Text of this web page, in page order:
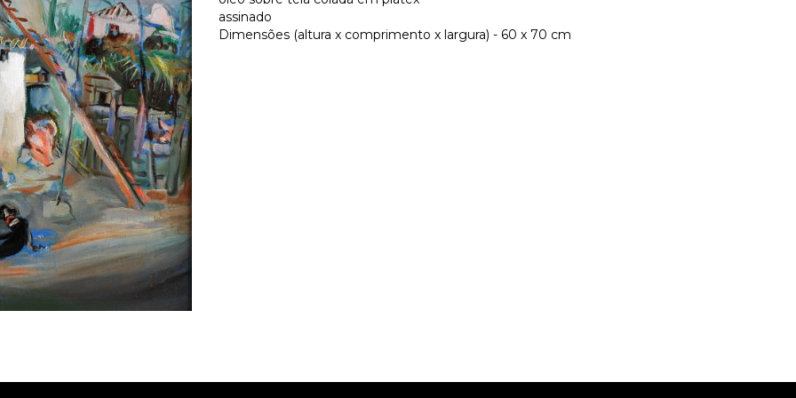
assinado
Dimensões (altura x comprimento x largura) - 60 x 70 cm